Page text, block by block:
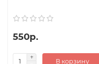
550р.
В корзину